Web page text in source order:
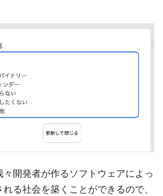
開発者が作るソフトウェアによっ
る社会を築くことができるので、